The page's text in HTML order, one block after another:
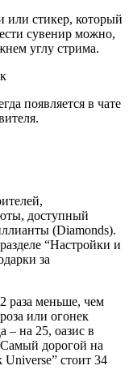
или стикер, который
сувенир можно,
углу стрима.
появляется в чате
доступный
(Diamonds).
“Настройки и
за
раза меньше, чем
или огонек
– на 25, оазис в
Самый дорогой на
стоит 34